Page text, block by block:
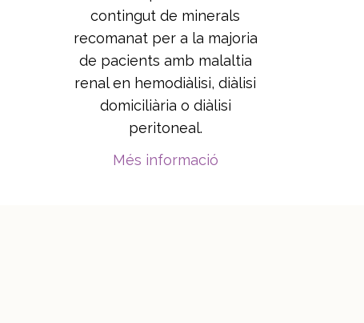
contingut de minerals
recomanat per a la majoria
de pacients amb malaltia
renal en hemodiàlisi, diàlisi
domiciliària o diàlisi
peritoneal.
Més informació